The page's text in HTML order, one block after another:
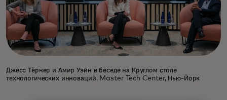
Джесс Тёрнер и Амир Уэйн в беседе на Круглом столе
технологических инноваций, Master Tech Center, Нью-Йорк